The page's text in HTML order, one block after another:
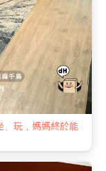
、玩，媽媽終於能